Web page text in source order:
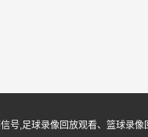
号,足球录像回放观看、篮球录像